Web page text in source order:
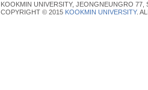
KOOKMIN UNIVERSITY, JEONGNEUNGRO
COPYRIGHT © 2015 KOOKMIN UNIVERSITY.